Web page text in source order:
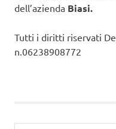
dell’azienda Biasi.
Tutti i diritti riservati
n.06238908772